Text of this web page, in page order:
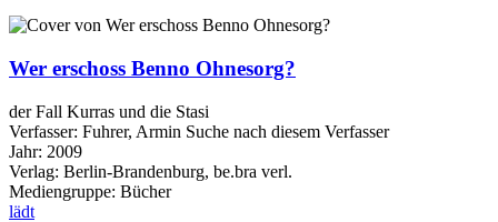
Wer erschoss Benno Ohnesorg?
der Fall Kurras und die Stasi
Verfasser: Fuhrer, Armin Suche nach diesem Verfasser
Jahr: 2009
Verlag: Berlin-Brandenburg, be.bra verl.
Mediengruppe: Bücher
lädt